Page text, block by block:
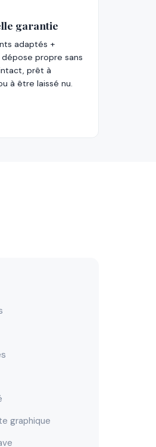
garantie
adaptés +
propre sans
prêt à
à être laissé nu.
graphique